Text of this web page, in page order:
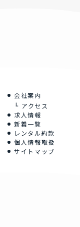
会社案内
アクセス
求人情報
新着一覧
レンタル約款
個人情報取扱
サイトマップ